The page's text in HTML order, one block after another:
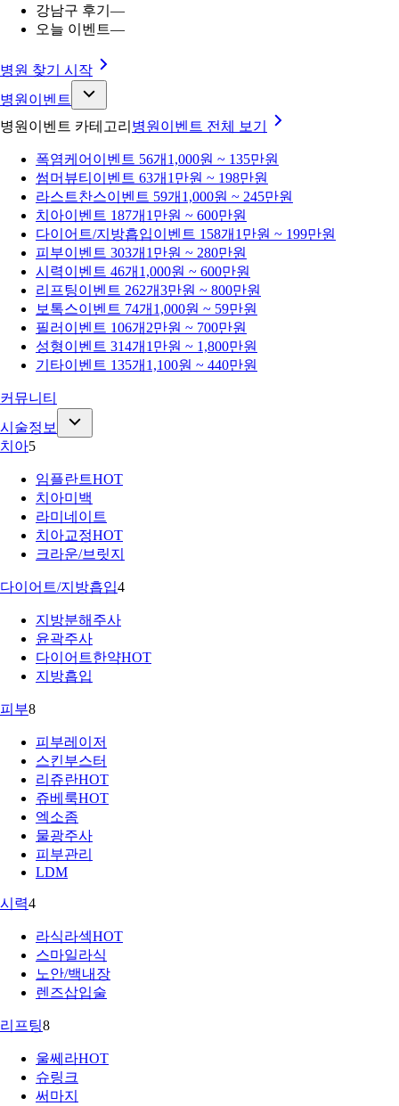
강남구 후기 —
오늘 이벤트—
병원 찾기 시작
병원이벤트
병원이벤트 카테고리 병원이벤트 전체 보기
폭염케어 이벤트 56개 1,000원 ~ 135만원
썸머뷰티 이벤트 63개 1만원 ~ 198만원
라스트찬스이벤트 59개 1,000원 ~ 245만원
치아이벤트 187개 1만원 ~ 600만원
다이어트/지방흡입이벤트 158개 1만원 ~ 199만원
피부이벤트 303개 1만원 ~ 280만원
시력이벤트 46개 1,000원 ~ 600만원
리프팅이벤트 262개3만원 ~ 800만원
보톡스이벤트 74개 1,000원 ~ 59만원
필러 이벤트 106개 2만원 ~ 700만원
성형이벤트 314개 1만원 ~ 1,800만원
기타이벤트 135개 1,100원 ~ 440만원
커뮤니티
시술정보
치아5
임플란트HOT
치아미백
라미네이트
치아교정HOT
크라운/브릿지
다이어트/지방흡입4
지방분해주사
윤곽주사
다이어트한약HOT
지방흡입
피부8
피부레이저
스킨부스터
리쥬란HOT
쥬베룩HOT
엑소좀
물광주사
피부관리
LDM
시력4
라식라섹HOT
스마일라식
노안/백내장
렌즈삽입술
리프팅8
울쎄라HOT
슈링크
써마지